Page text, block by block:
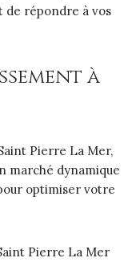
de répondre à vos
à
Pierre La Mer,
marché dynamique
optimiser votre
Pierre La Mer